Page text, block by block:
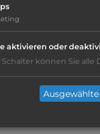
Lärmbelästigung
Hygiene:
Service:
aktivieren oder
können Sie